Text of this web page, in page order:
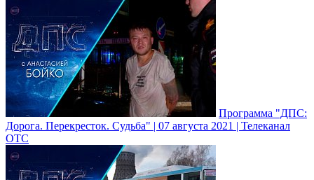
Программа "ДПС:
Дорога. Перекресток. Судьба" | 07 августа 2021 | Телеканал
ОТС